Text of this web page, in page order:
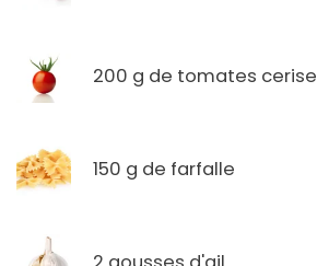
200 g de tomates cerise
150 g de farfalle